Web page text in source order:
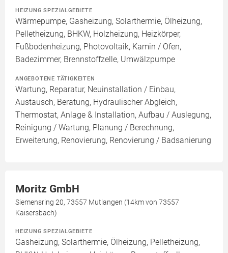
HEIZUNG SPEZIALGEBIETE
Wärmepumpe, Gasheizung, Solarthermie, Ölheizung,
Pelletheizung, BHKW, Holzheizung, Heizkörper,
Fußbodenheizung, Photovoltaik, Kamin / Ofen,
Badezimmer, Brennstoffzelle, Umwälzpumpe
ANGEBOTENE TÄTIGKEITEN
Wartung, Reparatur, Neuinstallation / Einbau,
Austausch, Beratung, Hydraulischer Abgleich,
Thermostat, Anlage & Installation, Aufbau / Auslegung,
Reinigung / Wartung, Planung / Berechnung,
Erweiterung, Renovierung, Renovierung / Badsanierung
Moritz GmbH
Siemensring 20, 73557 Mutlangen (14km von 73557
Kaisersbach)
HEIZUNG SPEZIALGEBIETE
Gasheizung, Solarthermie, Ölheizung, Pelletheizung,